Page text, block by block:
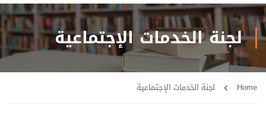
لجنة الخدمات الإجتماعية
Home لجنة الخدمات الإجتماعية